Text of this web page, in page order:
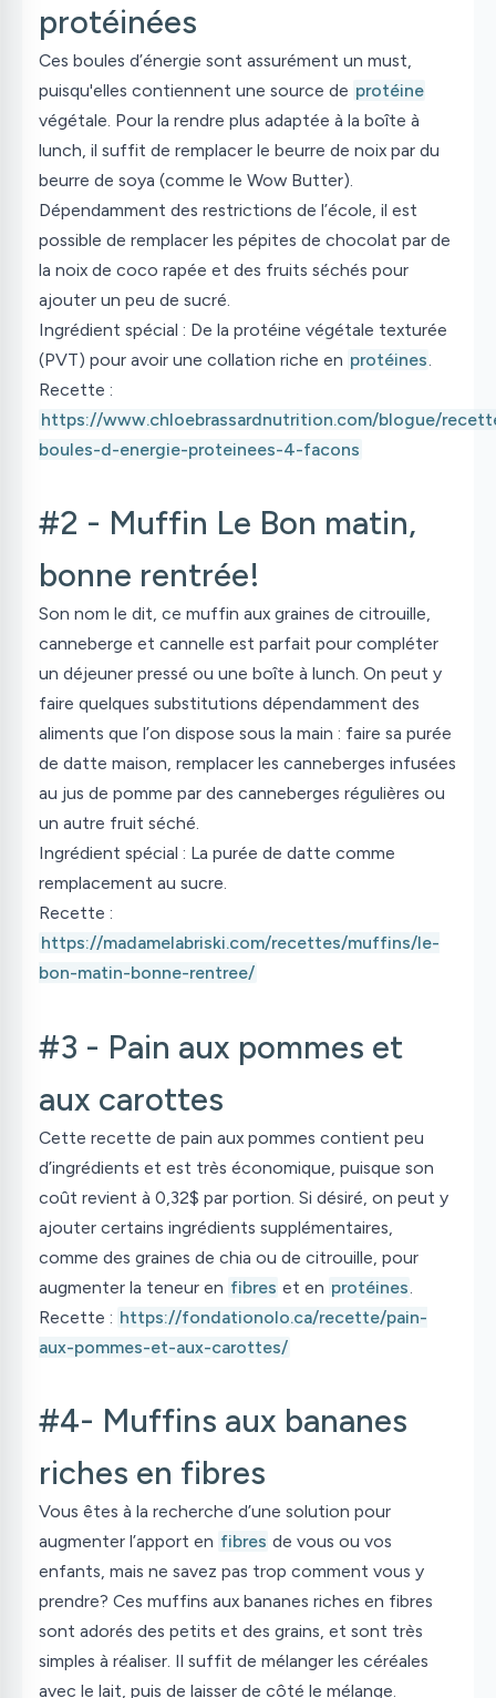
protéinées
Ces boules d’énergie sont assurément unmust
puisqu'elles contiennent une source de protéine
végétale. Pour la rendre plus adaptée à la boîte à
lunch, il suffit de remplacer le beurre de noix par du
beurre de soya (comme le Wow Butter).
Dépendamment des restrictions de l’école, il est
possible de remplacer les pépites de chocolat par de
la noix de coco rapée et des fruits séchés pour
ajouter un peu de sucré.
Ingrédient spécial : De la protéine végétale texturée
(PVT) pour avoir une collation riche en protéines
Recette :
https://www.chloebrassardnutrition.com/blogue/
boules-d-energie-proteinees-4-facons
#2 - Muffin Le Bon matin,
bonne rentrée!
Son nom le dit, ce muffin aux graines de citrouille,
canneberge et cannelle est parfait pour compléter
un déjeuner pressé ou une boîte à lunch. On peut y
faire quelques substitutions dépendamment des
aliments que l’on dispose sous la main : faire sa purée
de datte maison, remplacer les canneberges infusées
au jus de pomme par des canneberges régulières ou
un autre fruit séché.
Ingrédient spécial : La purée de datte comme
remplacement au sucre.
Recette :
https://madamelabriski.com/recettes/muffins/le-
bon-matin-bonne-rentree/
#3 - Pain aux pommes et
aux carottes
Cette recette de pain aux pommes contient peu
d’ingrédients et est très économique, puisque son
coût revient à 0,32$ par portion. Si désiré, on peut y
ajouter certains ingrédients supplémentaires,
comme des graines de chia ou de citrouille, pour
augmenter la teneur en fibres et en protéines
Recette : https://fondationolo.ca/recette/pain-
aux-pommes-et-aux-carottes/
#4- Muffins aux bananes
riches en fibres
Vous êtes à la recherche d’une solution pour
augmenter l’apport en fibres de vous ou vos
enfants, mais ne savez pas trop comment vous y
prendre? Ces muffins aux bananes riches en fibres
sont adorés des petits et des grains, et sont très
simples à réaliser. Il suffit de mélanger les céréales
avec le lait, puis de laisser de côté le mélange.